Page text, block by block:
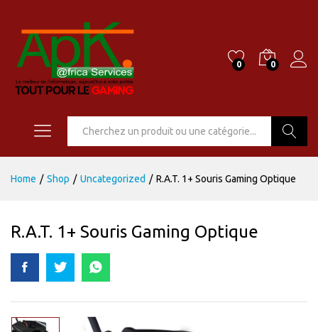
0 0
Home / Shop / Uncategorized / R.A.T. 1+ Souris Gaming Optique
R.A.T. 1+ Souris Gaming Optique